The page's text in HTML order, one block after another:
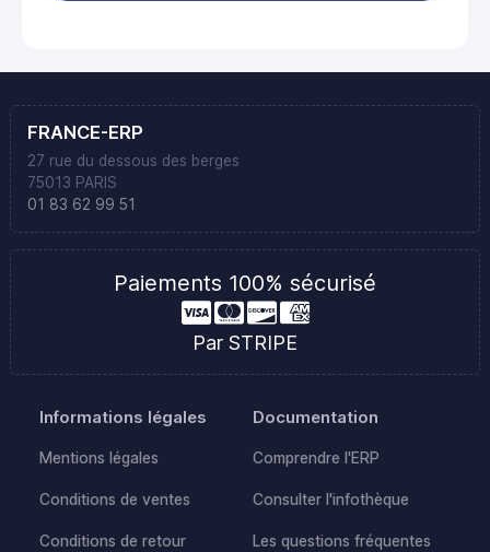
FRANCE-ERP
27 rue du dessous des berges
75013 PARIS
01 83 62 99 51
Paiements 100% sécurisé
Par STRIPE
Informations légales
Mentions légales
Conditions de ventes
Conditions de retour
Documentation
Comprendre l'ERP
Consulter l'infothèque
Les questions fréquentes